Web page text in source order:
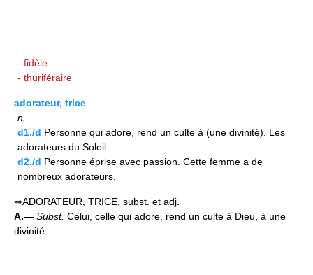
- fidèle
- thuriféraire
adorateur, trice
n.
d1./d Personne qui adore, rend un culte à (une divinité). Les
adorateurs du Soleil.
d2./d Personne éprise avec passion. Cette femme a de
nombreux adorateurs.
⇒ADORATEUR, TRICE, subst. et adj.
A.— Subst. Celui, celle qui adore, rend un culte à Dieu, à une
divinité.